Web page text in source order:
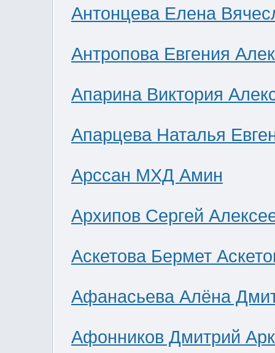
Антонцева Елена
Антропова Евгения
Апарина Виктория
Апарцева Наталья
Арссан МХД Амин
Архипов Сергей
Аскетова Бермет
Афанасьева Алёна
Афонников Дмитрий